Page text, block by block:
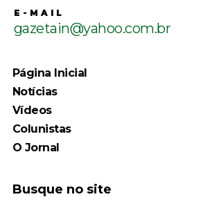
E-MAIL
gazetain@yahoo.com.br
Página Inicial
Notícias
Vídeos
Colunistas
O Jornal
Busque no site